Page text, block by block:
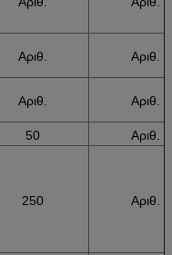
Αριθ. Αριθ.
Αριθ. Αριθ.
50
Αριθ.
250 Αριθ.